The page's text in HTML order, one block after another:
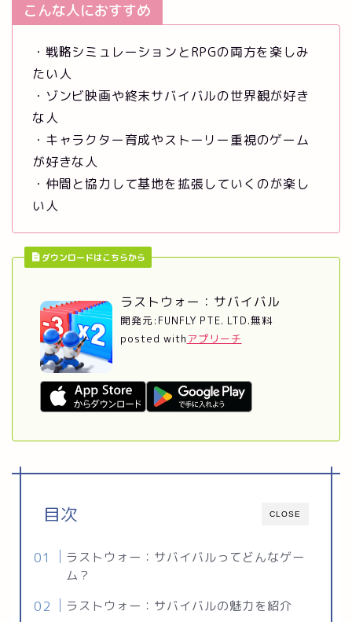
こんな人におすすめ
・戦略シミュレーションとRPGの両方を楽しみ
たい人
・ゾンビ映画や終末サバイバルの世界観が好き
な人
・キャラクター育成やストーリー重視のゲーム
が好きな人
・仲間と協力して基地を拡張していくのが楽し
い人
ダウンロードはこちらから
ラストウォー：サバイバル
開発元: FUNFLY PTE. LTD.無料
posted with アプリーチ
CLOSE
目次
ラストウォー：サバイバルってどんなゲー
ム？
ラストウォー：サバイバルの魅力を紹介